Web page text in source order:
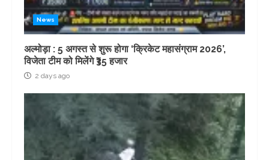
News
अल्मोड़ा : 5 अगस्त से शुरू होगा ‘क्रिकेट महासंग्राम 2026’,
विजेता टीम को मिलेंगे ₹35 हजार
2 days ago